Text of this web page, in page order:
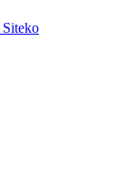
Siteko